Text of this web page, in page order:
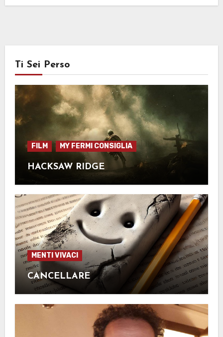
Ti Sei Perso
FILM MY FERMI CONSIGLIA
HACKSAW RIDGE
MENTI VIVACI
CANCELLARE